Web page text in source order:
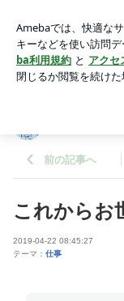
アプリをダウンロ
ょう。
前の記事へ
これからお
2019-04-22 08:45:27
テーマ： 仕事